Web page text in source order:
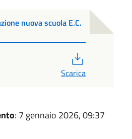
nuova scuola E.C.
Scarica
: 7 gennaio 2026, 09:37